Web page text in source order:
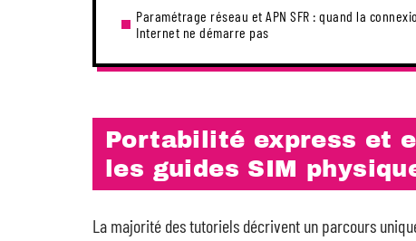
Paramétrage réseau et APN SFR : quand la
Internet ne démarre pas
Portabilité express et
les guides SIM
La majorité des tutoriels décrivent un parcours